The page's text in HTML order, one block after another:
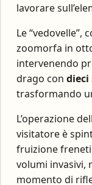
lavorare
Le
zoomorfa in
intervenendo
drago con dieci
trasformando
L’operazione
visitatore è
fruizione
volumi invasivi,
momento di